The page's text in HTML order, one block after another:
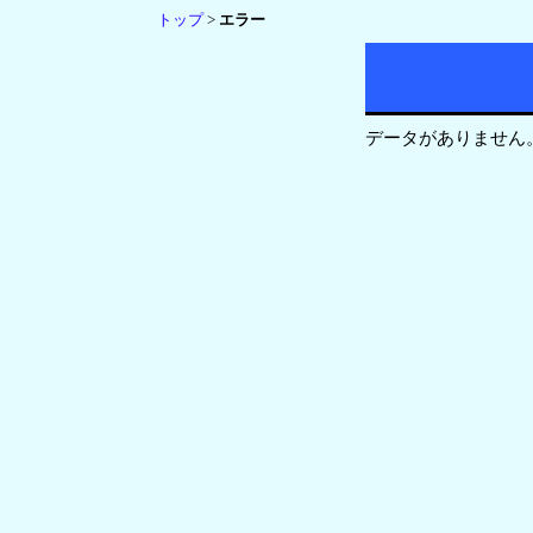
トップ> エラー
データがありません。